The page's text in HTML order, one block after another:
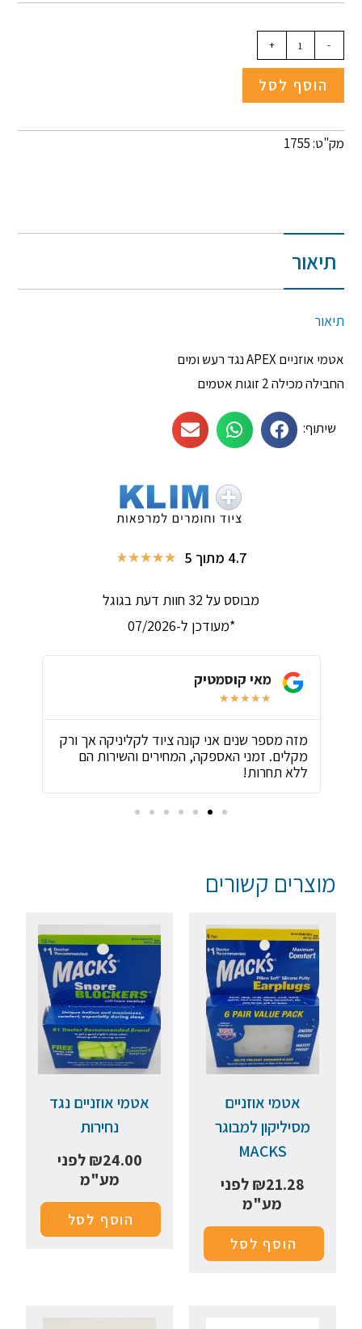
-
+
הוסף לסל
מק"ט: 1755
תיאור
תיאור
אטמי אוזניים APEX נגד רעש ומים
החבילה מכילה 2 זוגות אטמים
שיתוף:
4.7 מתוך 5 ★
★
★
★
★
מבוסס על 32 חוות דעת בגוגל
*מעודכן ל-07/2026
מאי קוסמטיק
★
★
★
★
★
מזה מספר שנים אני קונה ציוד לקליניקה אך ורק
מקלים. זמני האספקה, המחירים והשירות הם
ללא תחרות!
מוצרים קשורים
אטמי אוזניים
מסיליקון למבוגר
MACKS
₪21.28
לפני
מע"מ
הוסף לסל
אטמי אוזניים נגד
נחירות
₪24.00
לפני
מע"מ
הוסף לסל